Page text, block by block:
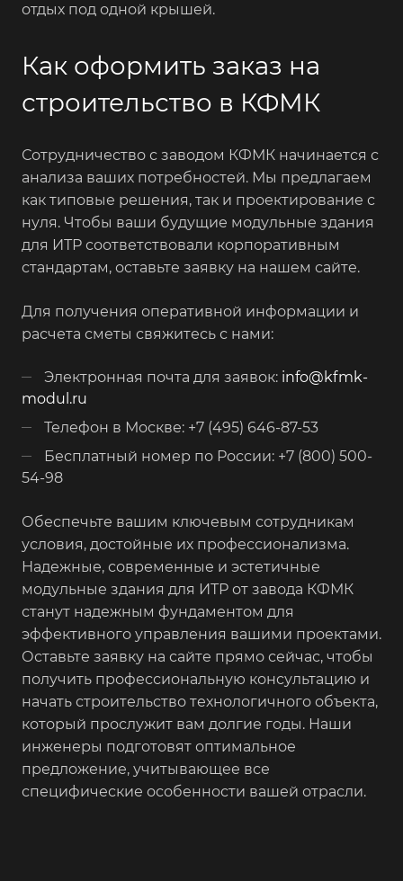
отдых под одной крышей.
Как оформить заказ на
строительство в КФМК
Сотрудничество с заводом КФМК начинается с
анализа ваших потребностей. Мы предлагаем
как типовые решения, так и проектирование с
нуля. Чтобы ваши будущие модульные здания
для ИТР соответствовали корпоративным
стандартам, оставьте заявку на нашем сайте.
Для получения оперативной информации и
расчета сметы свяжитесь с нами:
Электронная почта для заявок: info@kfmk-
modul.ru
Телефон в Москве: +7 (495) 646-87-53
Бесплатный номер по России: +7 (800) 500-
54-98
Обеспечьте вашим ключевым сотрудникам
условия, достойные их профессионализма.
Надежные, современные и эстетичные
модульные здания для ИТР от завода КФМК
станут надежным фундаментом для
эффективного управления вашими проектами.
Оставьте заявку на сайте прямо сейчас, чтобы
получить профессиональную консультацию и
начать строительство технологичного объекта,
который прослужит вам долгие годы. Наши
инженеры подготовят оптимальное
предложение, учитывающее все
специфические особенности вашей отрасли.